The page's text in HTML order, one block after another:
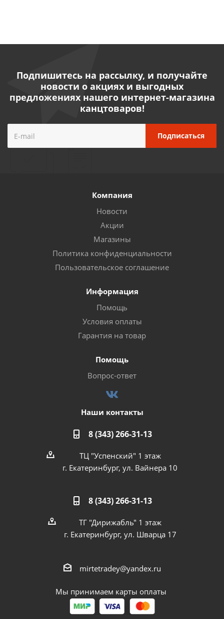
Подпишитесь на рассылку, и получайте
новости о акциях и выгодных
предложениях нашего интернет-магазина
канцтоваров!
Компания
Новости
Акции
Магазины
Политика конфиденциальности
Пользовательское соглашение
Информация
Помощь
Условия оплаты
Гарантия на товар
Помощь
Вопрос-ответ
Наши контакты
8 (343) 266-31-13
ТЦ "Успенский" 1 этаж
г. Екатеринбург, ул. Вайнера 10
8 (343) 266-31-13
ТГ "Дирижабль" 1 этаж
г. Екатеринбург, ул. Шварца 17
mirtetradey@yandex.ru
Мы принимаем карты оплаты